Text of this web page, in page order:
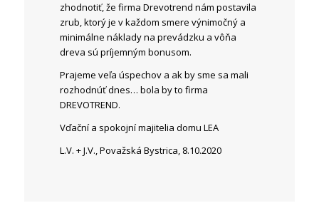
zhodnotiť, že firma Drevotrend nám postavila
zrub, ktorý je v každom smere výnimočný a
minimálne náklady na prevádzku a vôňa
dreva sú príjemným bonusom.
Prajeme veľa úspechov a ak by sme sa mali
rozhodnúť dnes… bola by to firma
DREVOTREND.
Vďační a spokojní majitelia domu LEA
L.V. + J.V., Považská Bystrica, 8.10.2020